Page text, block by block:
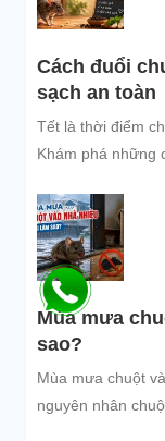
Cách đuổi
sạch an toàn
Tết là thời điểm
Khám phá những
đình và đón năm
Mùa mưa
sao?
Mùa mưa chuột
nguyên nhân